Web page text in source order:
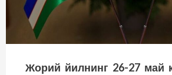
Жорий йилнинг 26-27 май